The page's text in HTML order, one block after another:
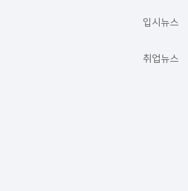
입시뉴스
취업뉴스